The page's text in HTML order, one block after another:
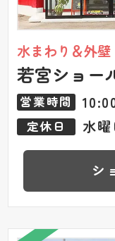
水まわり＆外
若宮ショー
営業時間
定休日 水
シ